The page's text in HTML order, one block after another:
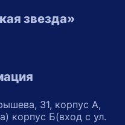
звезда»
31, корпус А,
корпус Б(вход с ул.